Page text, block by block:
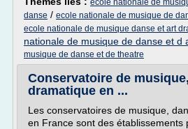
ecole nationale de
danse / ecole nationale de musique de
ecole nationale de musique danse et art
nationale de musique de danse et d
musique de danse et de theatre
Conservatoire de
dramatique en ...
Les conservatoires de musique,
en France sont des établissements